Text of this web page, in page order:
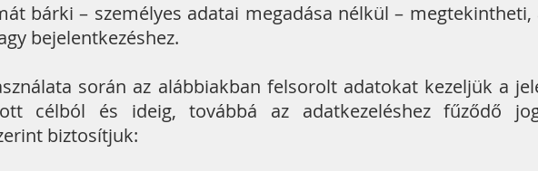
bárki – személyes adatai megadása nélkül – megtekintheti,
bejelentkezéshez.
során az alábbiakban felsorolt adatokat kezeljük a
célból és ideig, továbbá az adatkezeléshez fűződő
biztosítjuk: